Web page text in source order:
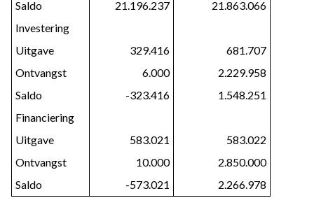
Saldo 21.196.237
21.863.066
Investering
Uitgave
329.416
681.707
Ontvangst
6.000
2.229.958
Saldo
-323.416
1.548.251
Financiering
Uitgave
583.021
583.022
Ontvangst
10.000
2.850.000
Saldo
-573.021 2.266.978